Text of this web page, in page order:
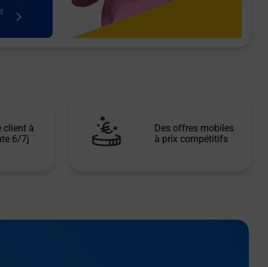
client à
6/7j
Des offres mobiles
à prix compétitifs